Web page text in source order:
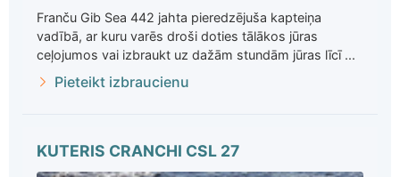
Franču Gib Sea 442 jahta pieredzējuša kapteiņa
vadībā, ar kuru varēs droši doties tālākos jūras
ceļojumos vai izbraukt uz dažām stundām jūras līcī ...
Pieteikt izbraucienu
KUTERIS CRANCHI CSL 27